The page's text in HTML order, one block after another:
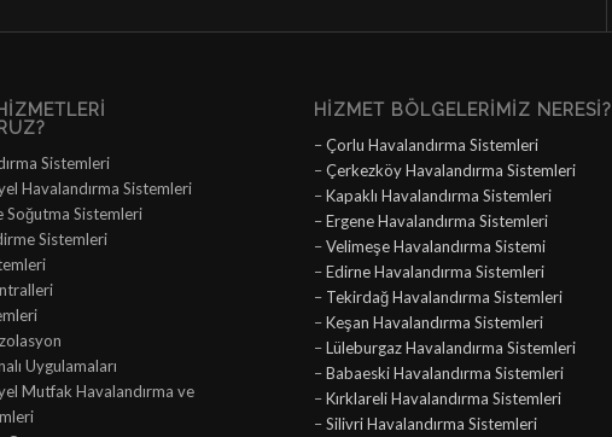
Sistemleri
Havalandırma Sistemleri
Soğutma Sistemleri
Sistemleri
Uygulamaları
Mutfak Havalandırma ve
HIZMET BÖLGELERIMIZ NERESI?
–Çorlu Havalandırma Sistemleri
–Çerkezköy Havalandırma Sistemleri
–Kapaklı Havalandırma Sistemleri
–Ergene Havalandırma Sistemleri
–Velimeşe Havalandırma Sistemi
–Edirne Havalandırma Sistemleri
– Tekirdağ Havalandırma Sistemleri
–Keşan Havalandırma Sistemleri
–Lüleburgaz Havalandırma Sistemleri
–Babaeski Havalandırma Sistemleri
–Kırklareli Havalandırma Sistemleri
–Silivri Havalandırma Sistemleri